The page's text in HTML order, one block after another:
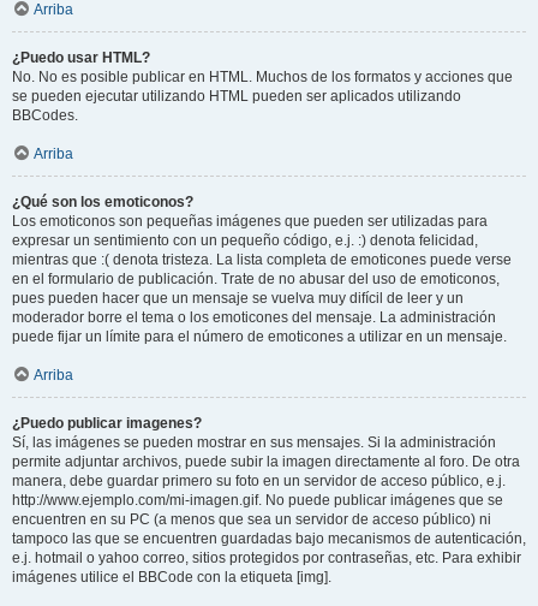
Arriba
¿Puedo usar HTML?
No. No es posible publicar en HTML. Muchos de los formatos y acciones que
se pueden ejecutar utilizando HTML pueden ser aplicados utilizando
BBCodes.
Arriba
¿Qué son los emoticonos?
Los emoticonos son pequeñas imágenes que pueden ser utilizadas para
expresar un sentimiento con un pequeño código, e.j. :) denota felicidad,
mientras que :( denota tristeza. La lista completa de emoticones puede verse
en el formulario de publicación. Trate de no abusar del uso de emoticonos,
pues pueden hacer que un mensaje se vuelva muy difícil de leer y un
moderador borre el tema o los emoticones del mensaje. La administración
puede fijar un límite para el número de emoticones a utilizar en un mensaje.
Arriba
¿Puedo publicar imagenes?
Sí, las imágenes se pueden mostrar en sus mensajes. Si la administración
permite adjuntar archivos, puede subir la imagen directamente al foro. De otra
manera, debe guardar primero su foto en un servidor de acceso público, e.j.
http://www.ejemplo.com/mi-imagen.gif. No puede publicar imágenes que se
encuentren en su PC (a menos que sea un servidor de acceso público) ni
tampoco las que se encuentren guardadas bajo mecanismos de autenticación,
e.j. hotmail o yahoo correo, sitios protegidos por contraseñas, etc. Para exhibir
imágenes utilice el BBCode con la etiqueta [img].